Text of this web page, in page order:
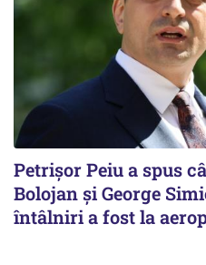
Petrişor Peiu a spus
Bolojan şi George
întâlniri a fost la